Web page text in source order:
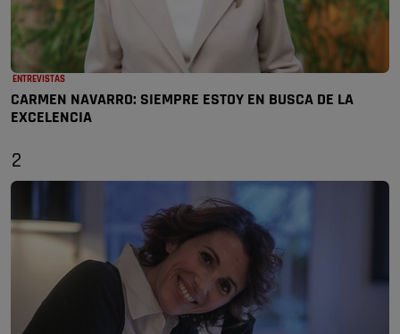
ENTREVISTAS
CARMEN NAVARRO: SIEMPRE ESTOY EN BUSCA DE LA
EXCELENCIA
2